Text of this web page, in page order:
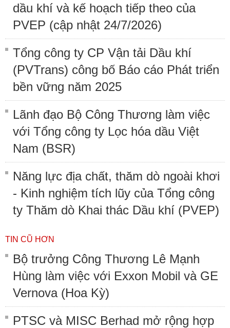
dầu khí và kế hoạch tiếp theo của
PVEP (cập nhật 24/7/2026)
Tổng công ty CP Vận tải Dầu khí
(PVTrans) công bố Báo cáo Phát triển
bền vững năm 2025
Lãnh đạo Bộ Công Thương làm việc
với Tổng công ty Lọc hóa dầu Việt
Nam (BSR)
Năng lực địa chất, thăm dò ngoài khơi
- Kinh nghiệm tích lũy của Tổng công
ty Thăm dò Khai thác Dầu khí (PVEP)
TIN CŨ HƠN
Bộ trưởng Công Thương Lê Mạnh
Hùng làm việc với Exxon Mobil và GE
Vernova (Hoa Kỳ)
PTSC và MISC Berhad mở rộng hợp